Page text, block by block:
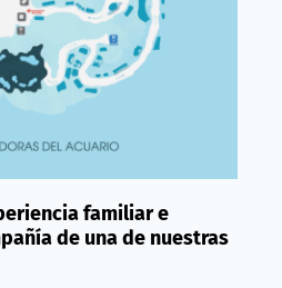
familiar e
de una de nuestras